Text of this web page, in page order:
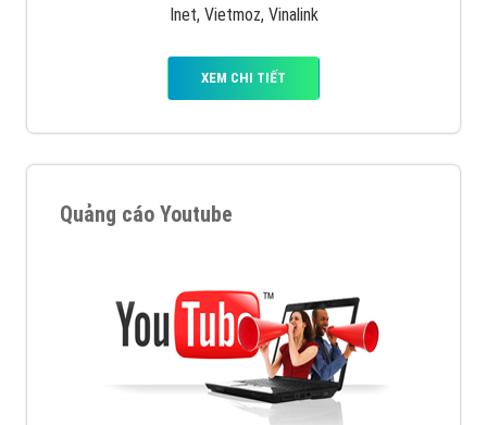
Inet, Vietmoz, Vinalink
XEM CHI TIẾT
Quảng cáo Youtube